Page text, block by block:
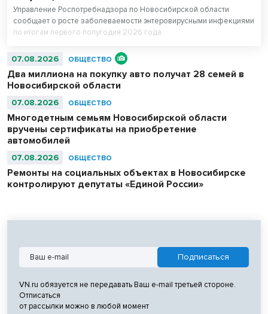
Управление Роспотребнадзора по Новосибирской области
сообщает о росте заболеваемости энтеровирусными инфекциями
по итогам первого полугодия 2026 года.
07.08.2026 ОБЩЕСТВО
Два миллиона на покупку авто получат 28 семей в
Новосибирской области
07.08.2026 ОБЩЕСТВО
Многодетным семьям Новосибирской области
вручены сертификаты на приобретение
автомобилей
07.08.2026 ОБЩЕСТВО
Ремонты на социальных объектах в Новосибирске
контролируют депутаты «Единой России»
VN.ru обязуется не передавать Ваш e-mail третьей стороне.
Отписаться
от рассылки можно в любой момент